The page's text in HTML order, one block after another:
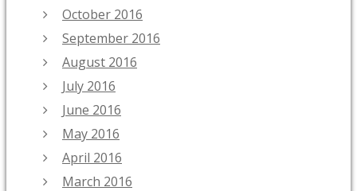
October 2016
September 2016
August 2016
July 2016
June 2016
May 2016
April 2016
March 2016